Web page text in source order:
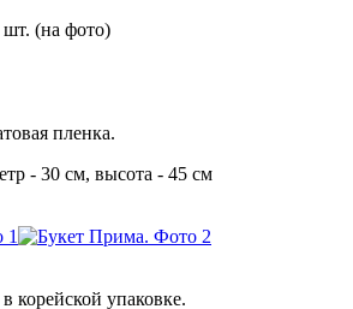
шт. (на фото)
пленка.
- 30 см, высота - 45 см
корейской упаковке.